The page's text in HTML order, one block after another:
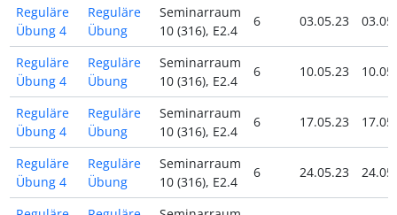
Reguläre
Übung 4
Reguläre
Übung
Seminarraum
10 (316), E2.4
6 03.05.23
Reguläre
Übung 4
Reguläre
Übung
Seminarraum
10 (316), E2.4
6 10.05.23
Reguläre
Übung 4
Reguläre
Übung
Seminarraum
10 (316), E2.4
6 17.05.23
Reguläre
Übung 4
Reguläre
Übung
Seminarraum
10 (316), E2.4
6 24.05.23